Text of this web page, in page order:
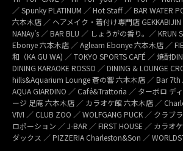
／ Spunky PLATINUM ／ Hot Staff ／ BAR WATER
六本木店 ／ ヘアメイク・着付け専門店
NANAy’s ／ BAR BLU ／ しょうがの香り。／ KRUN
Ebonye 六本木店 ／ Agleam Ebonye 六本木店 ／
和（KA GU WA) ／ TOKYO SPORTS CAFÉ ／ 焼酎
DINING KARAOKE ROSSO ／ DINING & LOUNGE
hills&Aquarium Lounge 蒼の響 六本木店 ／ Bar
AQUA GIARDINO ／ Café&Trattoria ／ ターボロ デ
ージ 足庵 六本木店 ／ カラオケ館 六本木店 ／
VIVI ／ CLUB ZOO ／ WOLFGANG PUCK ／ クラブ
ロポーション ／ J-BAR ／ FIRST HOUSE ／ カラオ
ダックス ／ PIZZERIA Charleston&Son ／